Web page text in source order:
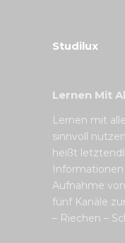
Studilux
Lernen Mit
Lernen mit
sinnvoll
heißt
Aufnahme
fünf Kanäle
– Riechen –